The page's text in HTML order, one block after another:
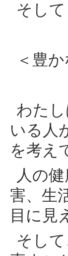
そし
＜豊
わた
いる人
を考え
人の
害、生
目に見
そし